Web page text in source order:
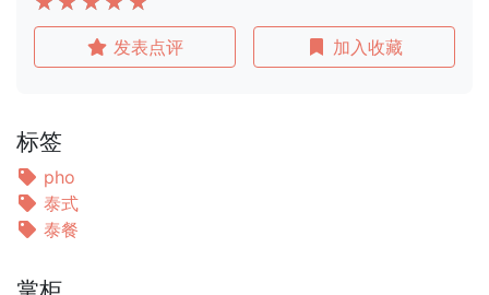
发表点评 加入收藏
标签
pho
泰式
泰餐
掌柜